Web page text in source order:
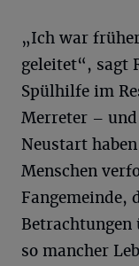
„Ich war
geleitet“, sagt
Spülhilfe im
Merreter –
Neustart
Menschen
Fangemeinde,
Betrachtungen
so mancher